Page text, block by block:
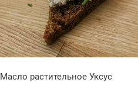
Масло растительное Уксус